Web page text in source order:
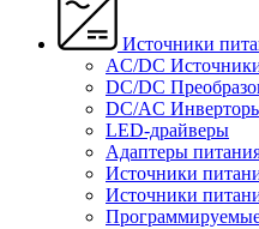
Источники
AC/DC
DC/DC
DC/AC
LED-драйверы
Адаптеры
Источники
Источники